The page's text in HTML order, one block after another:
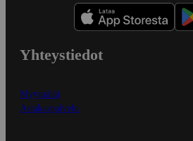
Yhteystiedot
Myymälät
Asiakaspalvelu